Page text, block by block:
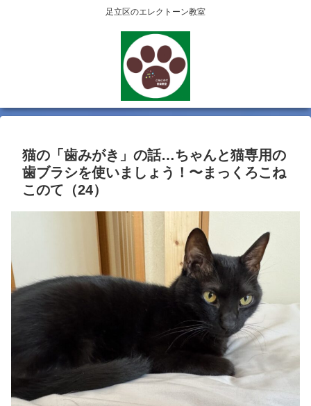
足立区のエレクトーン教室
猫の「歯みがき」の話…ちゃんと猫専用の
歯ブラシを使いましょう！〜まっくろこね
このて（24）